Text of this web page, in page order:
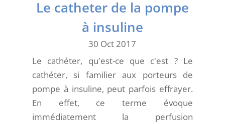
Le catheter de la pompe
à insuline
30 Oct 2017
Le cathéter, qu'est-ce que c'est ? Le
cathéter, si familier aux porteurs de
pompe à insuline, peut parfois effrayer.
En effet, ce terme évoque
immédiatement la perfusion